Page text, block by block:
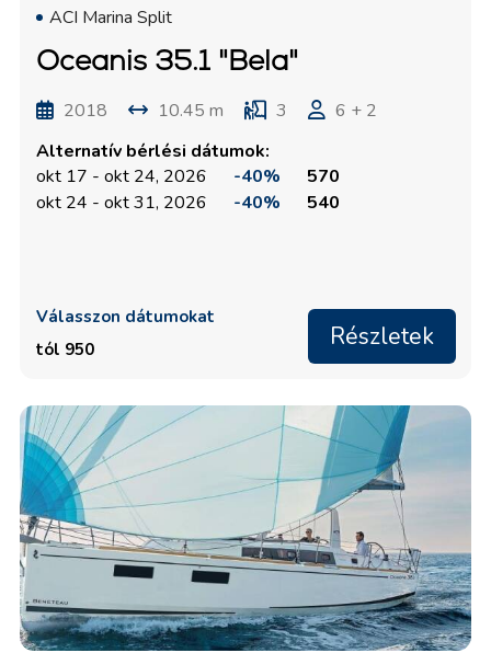
ACI Marina Split
Oceanis 35.1 "Bela"
2018 10.45 m 3
6 + 2
Alternatív bérlési dátumok:
okt 17 - okt 24, 2026
-40%
570
okt 24 - okt 31, 2026
-40% 540
Válasszon dátumokat
tól 950
Részletek